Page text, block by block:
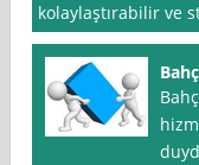
kolaylaştırabilir ve